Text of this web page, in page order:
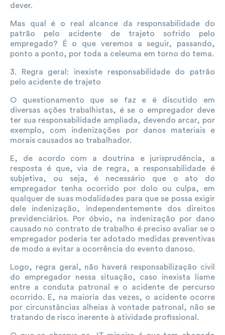
dever.
Mas qual é o real alcance da responsabilidade do
patrão pelo acidente de trajeto sofrido pelo
empregado? É o que veremos a seguir, passando,
ponto a ponto, por toda a celeuma em torno do tema.
3. Regra geral: inexiste responsabilidade do patrão
pelo acidente de trajeto
O questionamento que se faz e é discutido em
diversas ações trabalhistas, é se o empregador deve
ter sua responsabilidade ampliada, devendo arcar, por
exemplo, com indenizações por danos materiais e
morais causados ao trabalhador.
E, de acordo com a doutrina e jurisprudência, a
resposta é que, via de regra, a responsabilidade é
subjetiva, ou seja, é necessário que o ato do
empregador tenha ocorrido por dolo ou culpa, em
qualquer de suas modalidades para que se possa exigir
dele indenização, independentemente dos direitos
previdenciários. Por óbvio, na indenização por dano
causado no contrato de trabalho é preciso avaliar se o
empregador poderia ter adotado medidas preventivas
de modo a evitar a ocorrência do evento danoso.
Logo, regra geral, não haverá responsabilização civil
do empregador nessa situação, caso inexista liame
entre a conduta patronal e o acidente de percurso
ocorrido. E, na maioria das vezes, o acidente ocorre
por circunstâncias alheias à vontade patronal, não se
tratando de risco inerente à atividade profissional.